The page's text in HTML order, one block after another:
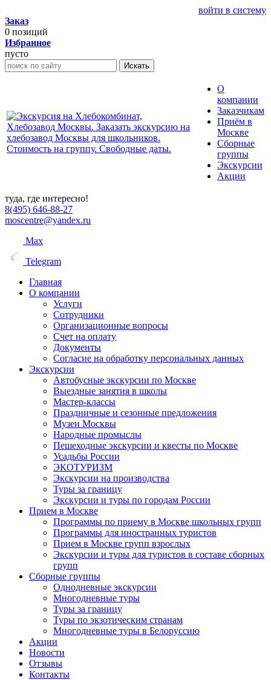
войти в систему
Заказ
0 позиций
Избранное
пусто
Искать
О
компании
Заказчикам
Приём в
Москве
Сборные
группы
Экскурсии
Акции
туда, где интересно!
8(495) 646-88-27
moscentre@yandex.ru
Max
Telegram
Главная
О компании
Услуги
Сотрудники
Организационные вопросы
Счет на оплату
Документы
Согласие на обработку персональных данных
Экскурсии
Автобусные экскурсии по Москве
Выездные занятия в школы
Мастер-классы
Праздничные и сезонные предложения
Музеи Москвы
Народные промыслы
Пешеходные экскурсии и квесты по Москве
Усадьбы России
ЭКОТУРИЗМ
Экскурсии на производства
Туры за границу
Экскурсии и туры по городам России
Прием в Москве
Программы по приему в Москве школьных групп
Программы для иностранных туристов
Прием в Москве групп взрослых
Экскурсии и туры для туристов в составе сборных
групп
Сборные группы
Однодневные экскурсии
Многодневные туры
Туры за границу
Туры по экзотическим странам
Многодневные туры в Белоруссию
Акции
Новости
Отзывы
Контакты